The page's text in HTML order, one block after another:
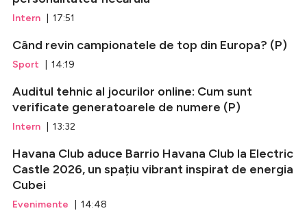
Intern | 17:51
Când revin campionatele de top din Europa? (P)
Sport | 14:19
Auditul tehnic al jocurilor online: Cum sunt
verificate generatoarele de numere (P)
Intern | 13:32
Havana Club aduce Barrio Havana Club la Electric
Castle 2026, un spațiu vibrant inspirat de energia
Cubei
Evenimente | 14:48